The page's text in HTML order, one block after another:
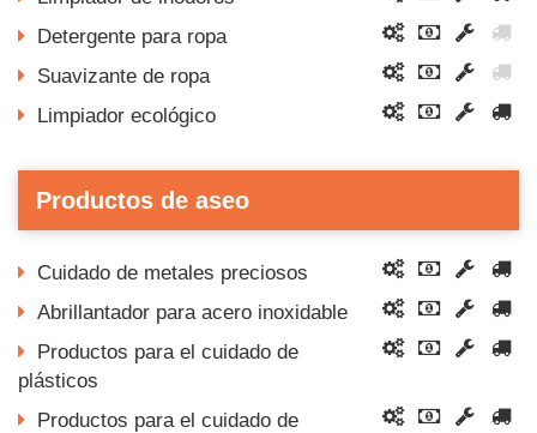
Detergente para ropa
Suavizante de ropa
Limpiador ecológico
Productos de aseo
Cuidado de metales preciosos
Abrillantador para acero inoxidable
Productos para el cuidado de
plásticos
Productos para el cuidado de